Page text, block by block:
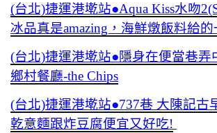
(台北)捷運港墘站●Aqua Kiss水吻
冰品真是amazing，海鮮燉飯料給
(台北)捷運港墘站●隱身在便當巷弄
鄉村餐廳-the Chips
(台北)捷運港墘站●737巷 大陳記古
乾意麵跟炸豆腐便宜又好吃!